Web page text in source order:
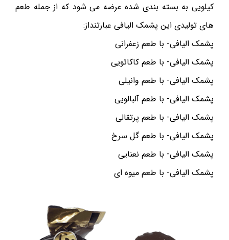
کیلویی به بسته بندی شده عرضه می شود که از جمله طعم
های تولیدی این پشمک الیافی عبارتنداز:
پشمک الیافی- با طعم زعفرانی
پشمک الیافی- با طعم کاکائویی
پشمک الیافی- با طعم وانیلی
پشمک الیافی- با طعم آلبالویی
پشمک الیافی- با طعم پرتقالی
پشمک الیافی- با طعم گل سرخ
پشمک الیافی- با طعم نعنایی
پشمک الیافی- با طعم میوه ای